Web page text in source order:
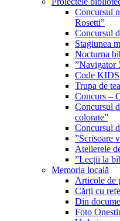
Concursul
Rosetti”
Concursul
Stagiunea
Nocturna
”Navigator
Code KIDS
Trupa de
Concurs –
Concursul
colorate”
Concursul
”Scrisoare
Atelierele
”Lecții la
Memoria locală
Articole de
Cărți cu
Din
Foto